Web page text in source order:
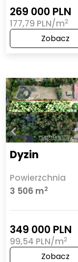
269 000 PLN
177,79 PLN/m2
Zobacz
Dyzin
Powierzchnia
3 506 m2
349 000 PLN
99,54 PLN/m2
Zobacz